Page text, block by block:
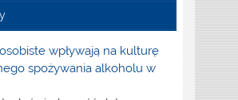
wpływają na kulturę
spożywania alkoholu w